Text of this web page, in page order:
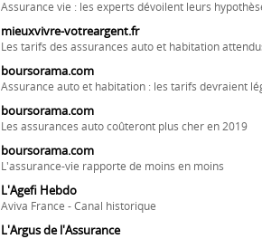
Assurance vie : les experts dévoilent leurs
mieuxvivre-votreargent.fr
Les tarifs des assurances auto et habitation
boursorama.com
Assurance auto et habitation : les tarifs devraient
boursorama.com
Les assurances auto coûteront plus cher en 2019
boursorama.com
L'assurance-vie rapporte de moins en moins
L'Agefi Hebdo
Aviva France - Canal historique
L'Argus de l'Assurance